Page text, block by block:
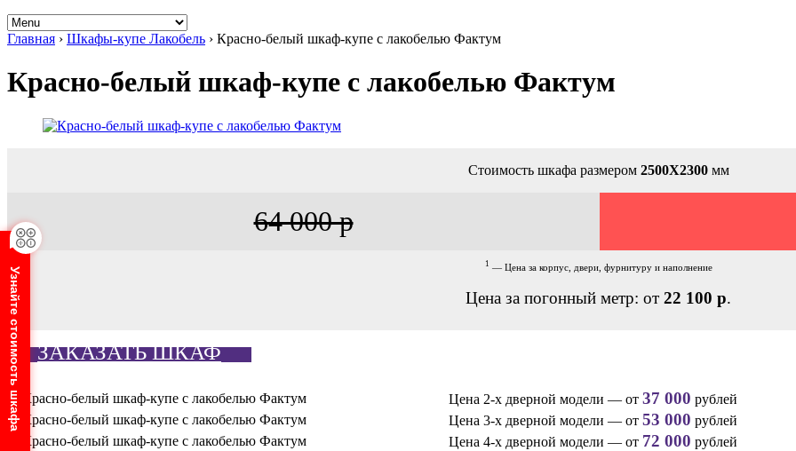
Главная › Шкафы-купе Лакобель › Красно-белый шкаф-купе с лакобелью Фактум
Красно-белый шкаф-купе с лакобелью Фактум
Стоимость шкафа размером 2500Х2300мм
64 000 р
1 — Цена за корпус, двери, фурнитуру и наполнение
Цена за погонный метр: от 22 100 р.
ЗАКАЗАТЬ ШКАФ
Цена 2-х дверной модели — от 37 000 рублей
Цена 3-х дверной модели — от 53 000 рублей
Цена 4-х дверной модели — от 72 000 рублей
Узнайте стоимость шкафа